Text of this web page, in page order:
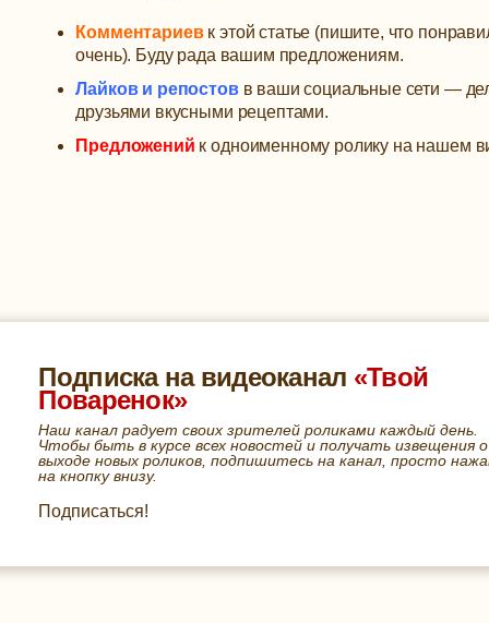
Комментариевк этой статье (пишите, что
очень). Буду рада вашим предложениям.
Лайков и репостовв ваши социальные сети —
друзьями вкусными рецептами.
Предложений к одноименному ролику на нашем
Подписка на видеоканал «Твой
Поваренок»
Наш канал радует своих зрителей роликами каждый день.
Чтобы быть в курсе всех новостей и получать извещения о
выходе новых роликов, подпишитесь на канал, просто
на кнопку внизу.
Подписаться!